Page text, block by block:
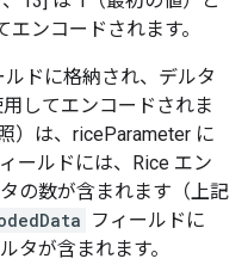
ンコードされます。
ルドに格納され、デルタ
してエンコードされま
）は、riceParameter に
ールドには、Rice エン
の数が含まれます（上記
フィールドに
タが含まれます。